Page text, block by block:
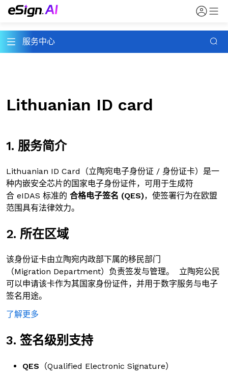
服务中心
Lithuanian ID card
1. 服务简介
Lithuanian ID Card（立陶宛电子身份证 / 身份证卡）是一
种内嵌安全芯片的国家电子身份证件，可用于生成符
合 eIDAS 标准的 合格电子签名 (QES)，使签署行为在欧盟
范围具有法律效力。
2. 所在区域
该身份证卡由立陶宛内政部下属的移民部门
（Migration Department）负责签发与管理。 立陶宛公民
可以申请该卡作为其国家身份证件，并用于数字服务与电子
签名用途。
了解更多
3. 签名级别支持
QES （Qualified Electronic Signature）